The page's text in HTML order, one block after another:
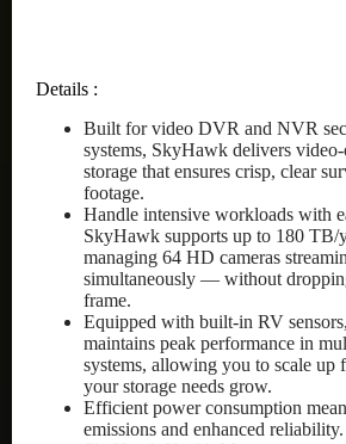
Details :
Built for video DVR and NVR
systems, SkyHawk delivers
storage that ensures crisp, clear
footage.
Handle intensive workloads with
SkyHawk supports up to 180 TB/
managing 64 HD cameras
simultaneously — without
frame.
Equipped with built-in RV
maintains peak performance in
systems, allowing you to scale up
your storage needs grow.
Efficient power consumption
emissions and enhanced